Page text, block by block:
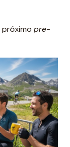
pre-